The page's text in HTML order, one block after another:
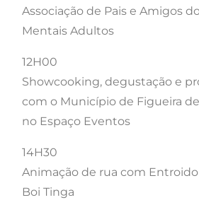
Associação de Pais e Amigos
Mentais Adultos
12H00
Showcooking, degustação e
com o Município de Figueira
no Espaço Eventos
14H30
Animação de rua com
Boi Tinga